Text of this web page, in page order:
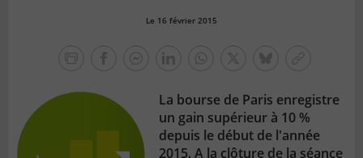
Le 16 février 2015
lien
La bourse de Paris enregistre
un gain supérieur à 10 %
depuis le début de l'année
2015. A la clôture de la séance